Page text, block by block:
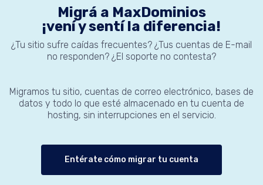
Migrá a MaxDominios
¡vení y sentí la diferencia!
¿Tu sitio sufre caídas frecuentes? ¿Tus cuentas de E-mail
no responden? ¿El soporte no contesta?
Migramos tu sitio, cuentas de correo electrónico, bases de
datos y todo lo que esté almacenado en tu cuenta de
hosting, sin interrupciones en el servicio.
Entérate cómo migrar tu cuenta